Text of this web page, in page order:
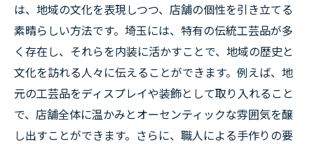
は、地域の文化を表現しつつ、店舗の個性を引き立てる
素晴らしい方法です。埼玉には、特有の伝統工芸品が多
く存在し、それらを内装に活かすことで、地域の歴史と
文化を訪れる人々に伝えることができます。例えば、地
元の工芸品をディスプレイや装飾として取り入れること
で、店舗全体に温かみとオーセンティックな雰囲気を醸
し出すことができます。さらに、職人による手作りの要